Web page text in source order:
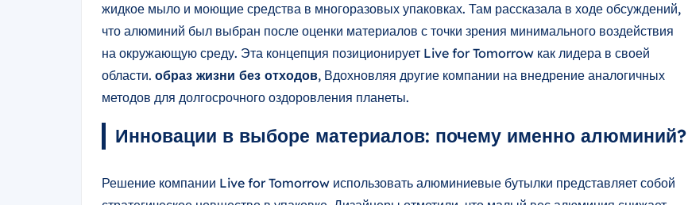
жидкое мыло и моющие средства в многоразовых упаковках. Там рассказала в ходе обсуждений,
что алюминий был выбран после оценки материалов с точки зрения минимального воздействия
на окружающую среду. Эта концепция позиционирует Live for Tomorrow как лидера в своей
области. образ жизни без отходов, Вдохновляя другие компании на внедрение аналогичных
методов для долгосрочного оздоровления планеты.
Инновации в выборе материалов: почему именно алюминий?
Решение компании Live for Tomorrow использовать алюминиевые бутылки представляет собой